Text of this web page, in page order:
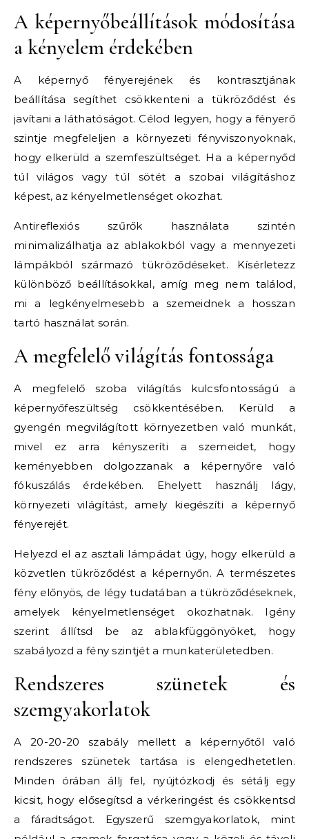
A képernyőbeállítások módosítása
a kényelem érdekében
A képernyő fényerejének és kontrasztjának
beállítása segíthet csökkenteni a tükröződést és
javítani a láthatóságot. Célod legyen, hogy a fényerő
szintje megfeleljen a környezeti fényviszonyoknak,
hogy elkerüld a szemfeszültséget. Ha a képernyőd
túl világos vagy túl sötét a szobai világításhoz
képest, az kényelmetlenséget okozhat.
Antireflexiós szűrők használata szintén
minimalizálhatja az ablakokból vagy a mennyezeti
lámpákból származó tükröződéseket. Kísérletezz
különböző beállításokkal, amíg meg nem találod,
mi a legkényelmesebb a szemeidnek a hosszan
tartó használat során.
A megfelelő világítás fontossága
A megfelelő szoba világítás kulcsfontosságú a
képernyőfeszültség csökkentésében. Kerüld a
gyengén megvilágított környezetben való munkát,
mivel ez arra kényszeríti a szemeidet, hogy
keményebben dolgozzanak a képernyőre való
fókuszálás érdekében. Ehelyett használj lágy,
környezeti világítást, amely kiegészíti a képernyő
fényerejét.
Helyezd el az asztali lámpádat úgy, hogy elkerüld a
közvetlen tükröződést a képernyőn. A természetes
fény előnyös, de légy tudatában a tükröződéseknek,
amelyek kényelmetlenséget okozhatnak. Igény
szerint állítsd be az ablakfüggönyöket, hogy
szabályozd a fény szintjét a munkaterületedben.
Rendszeres szünetek és
szemgyakorlatok
A 20-20-20 szabály mellett a képernyőtől való
rendszeres szünetek tartása is elengedhetetlen.
Minden órában állj fel, nyújtózkodj és sétálj egy
kicsit, hogy elősegítsd a vérkeringést és csökkentsd
a fáradtságot. Egyszerű szemgyakorlatok, mint